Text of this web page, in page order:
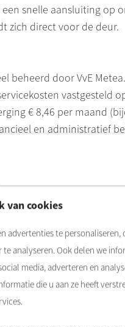
van cookies
advertenties te
analyseren. Ook delen we
media, adverteren en
die u aan ze heeft
snelle aansluiting op
zich direct voor de deur.
beheerd door VvE Metea.
vastgesteld
€ 8,46 per maand
en administratief
is vooruitbetaald tot
erfpacht van het jaar